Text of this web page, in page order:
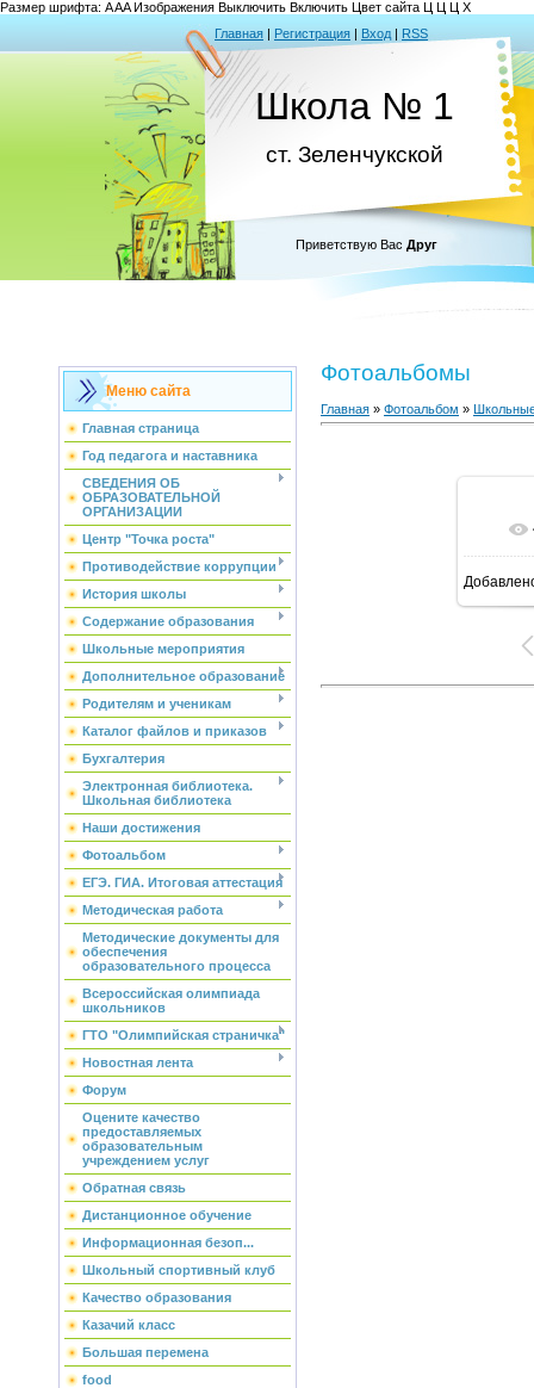
Размер шрифта: AAAИзображения Выключить Включить Цвет сайта Ц Ц Ц Х
Главная | Регистрация | Вход | RSS
Школа № 1
ст. Зеленчукской
Приветствую Вас Друг
Меню сайта
Главная страница
Год педагога и наставника
СВЕДЕНИЯ ОБ
ОБРАЗОВАТЕЛЬНОЙ
ОРГАНИЗАЦИИ
Центр "Точка роста"
Противодействие коррупции
История школы
Содержание образования
Школьные мероприятия
Дополнительное образование
Родителям и ученикам
Каталог файлов и приказов
Бухгалтерия
Электронная библиотека.
Школьная библиотека
Наши достижения
Фотоальбом
ЕГЭ. ГИА. Итоговая аттестация
Методическая работа
Методические документы для
обеспечения
образовательного процесса
Всероссийская олимпиада
школьников
ГТО "Олимпийская страничка"
Новостная лента
Форум
Оцените качество
предоставляемых
образовательным
учреждением услуг
Обратная связь
Дистанционное обучение
Информационная безоп...
Школьный спортивный клуб
Качество образования
Казачий класс
Большая перемена
food
Фотоальбомы
Главная » Фотоальбом »